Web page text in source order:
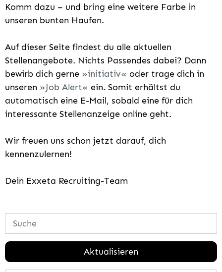
Komm dazu – und bring eine weitere Farbe in
unseren bunten Haufen.
Auf dieser Seite findest du alle aktuellen
Stellenangebote. Nichts Passendes dabei? Dann
bewirb dich gerne
initiativ
oder trage dich in
unseren
Job Alert
ein. Somit erhältst du
automatisch eine E-Mail, sobald eine für dich
interessante Stellenanzeige online geht.
Wir freuen uns schon jetzt darauf, dich
kennenzulernen!
Dein Exxeta Recruiting-Team
Aktualisieren